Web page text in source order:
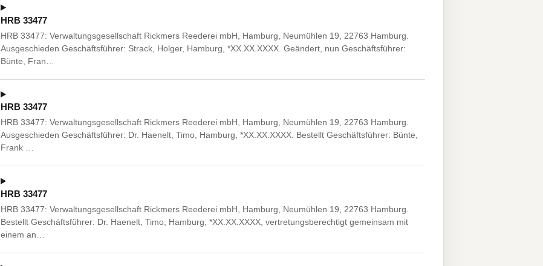
HRB 33477
HRB 33477: Verwaltungsgesellschaft Rickmers Reederei mbH, Hamburg, Neumühlen 19, 22763 Hamburg.
Ausgeschieden Geschäftsführer: Strack, Holger, Hamburg, *XX.XX.XXXX. Geändert, nun Geschäftsführer:
Bünte, Fran…
HRB 33477
HRB 33477: Verwaltungsgesellschaft Rickmers Reederei mbH, Hamburg, Neumühlen 19, 22763 Hamburg.
Ausgeschieden Geschäftsführer: Dr. Haenelt, Timo, Hamburg, *XX.XX.XXXX. Bestellt Geschäftsführer: Bünte,
Frank …
HRB 33477
HRB 33477: Verwaltungsgesellschaft Rickmers Reederei mbH, Hamburg, Neumühlen 19, 22763 Hamburg.
Bestellt Geschäftsführer: Dr. Haenelt, Timo, Hamburg, *XX.XX.XXXX, vertretungsberechtigt gemeinsam mit
einem an…